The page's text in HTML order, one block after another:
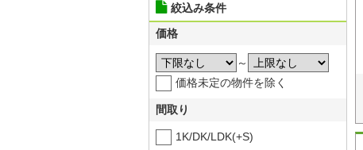
絞込み条件
価格
～
価格未定の物件を除く
間取り
1K/DK/LDK(+S)